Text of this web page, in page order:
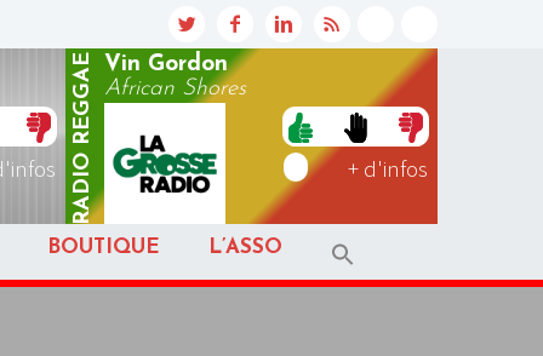
RADIO
REGGAE
Vin Gordon
African Shores
+ d'infos
BOUTIQUE L’ASSO